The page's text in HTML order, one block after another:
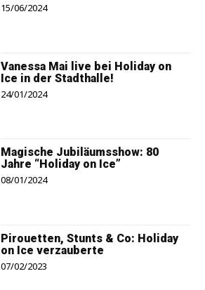
15/06/2024
Vanessa Mai live bei Holiday on
Ice in der Stadthalle!
24/01/2024
Magische Jubiläumsshow: 80
Jahre “Holiday on Ice”
08/01/2024
Pirouetten, Stunts & Co: Holiday
on Ice verzauberte
07/02/2023